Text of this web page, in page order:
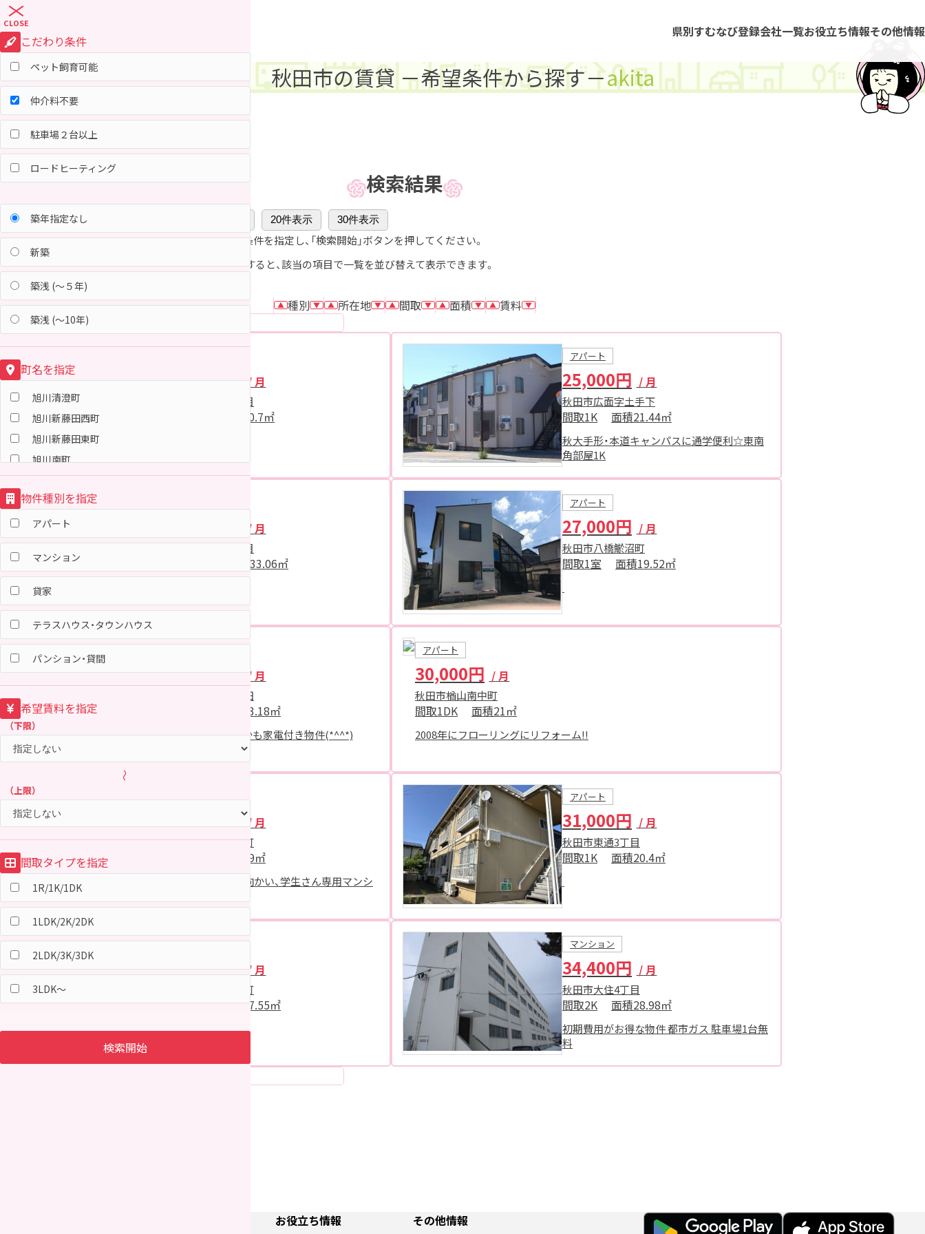
県別すむなび
すむなび青森 すむなび岩手
すむなび秋田
すむなび宮城
すむなび山形 すむなび福島
登録会社一覧
青森県の登録会社 岩手県の登録会社
秋田県の登録会社
宮城県の登録会社
山形県の登録会社 福島県の登録会社
お役立ち情報
良い物件選び 賃貸編 良い物件選び 売買編
賃貸用語集
売買用語集
その他情報
個人情報の取り扱い
リンクポリシー
不動産会社様へ
お問い合わせ 運営会社
秋田市の賃貸 －希望条件から探す－
検索結果
該当物件数：30 20件表示 30件表示
条件を変更する場合は 条件で絞り込み で条件を指定し、「検索開始」ボタンを押してください。
項目名の ▲ （昇順）または ▼ （降順）をクリックすると、該当の項目で一覧を並び替えて表示できます。
▲ 種別 ▼ ▲ 所在地 ▼ ▲ 間取 ▼ ▲ 面積 ▼ ▲ 賃料 ▼
15,000円 / 月
秋田市横森二丁目
20.7㎡
アパート
25,000円 / 月
秋田市広面字土手下
間取1K 面積21.44㎡
秋大手形・本道キャンパスに通学便利☆東南
角部屋1K
/ 月
秋田市横森二丁目
33.06㎡
アパート
27,000円 / 月
秋田市八橋鯲沼町
間取1室 面積19.52㎡
28,000円 / 月
秋田市濁川字後田
23.18㎡
敷・礼なしで!しかも家電付き物件(*^^*)
アパート
30,000円 / 月
秋田市楢山南中町
間取1DK 面積21㎡
2008年にフローリングにリフォーム!!
マンション
31,000円 / 月
秋田市手形山崎町
19㎡
秋田大学教育門向かい、学生さん専用マンシ
アパート
31,000円 / 月
秋田市東通3丁目
間取1K 面積20.4㎡
マンション
33,000円 / 月
秋田市手形住吉町
間取1K 面積17.55㎡
マンション
34,400円 / 月
秋田市大住4丁目
間取2K 面積28.98㎡
初期費用がお得な物件 都市ガス 駐車場1台無
料
CLOSE
こだわり条件
ペット飼育可能
仲介料不要
駐車場２台以上
ロードヒーティング
築年指定なし
新築
築浅 (～５年)
築浅 (～10年)
町名を指定
旭川清澄町
旭川新藤田西町
旭川新藤田東町
旭川南町
新屋朝日町
新屋大川町
新屋扇町
新屋沖田町
新屋表町
新屋勝平台
新屋勝平町
新屋北浜町
新屋栗田町
新屋寿町
新屋下川原町
新屋渋谷町
新屋高美町
新屋田尻沢中町
新屋田尻沢東町
新屋天秤野
新屋鳥木町
新屋日吉町
新屋船場町
新屋町
新屋松美ガ丘北町
新屋松美ガ丘東町
新屋松美ガ丘南町
物件種別を指定
アパート
マンション
貸家
テラスハウス・タウンハウス
パンション・貸間
希望賃料を指定
（下限）
～
（上限）
間取タイプを指定
1R/1K/1DK
1LDK/2K/2DK
2LDK/3K/3DK
3LDK～
検索開始
お役立ち情報 その他情報